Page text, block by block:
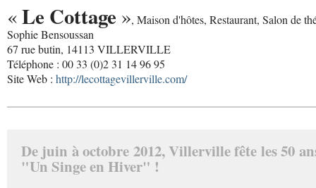
«Le Cottage », Maison d'hôtes, Restaurant, Salon de
Sophie Bensoussan
67 rue butin, 14113 VILLERVILLE
Téléphone : 00 33 (0)2 31 14 96 95
Site Web : http://lecottagevillerville.com/
De juin à octobre 2012, Villerville fête les 50
"Un Singe en Hiver" !